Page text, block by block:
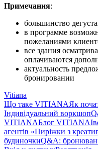
Примечания:
большинство
в программе
пожеланиями
все здания
оплачиваются
актуальность
бронировании
Vitiana
Що таке VITIANAЯк
Індивідуальний воркшоп
VITIANAБлог VITIANA
агентів «Пиріжки з
будиночкиQ&A: